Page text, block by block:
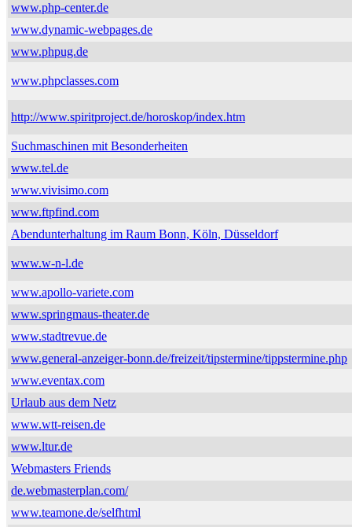
www.php-center.de
www.dynamic-webpages.de
www.phpug.de
www.phpclasses.com
http://www.spiritproject.de/horoskop/index.htm
Suchmaschinen mit Besonderheiten
www.tel.de
www.vivisimo.com
www.ftpfind.com
Abendunterhaltung im Raum Bonn, Köln, Düsseldorf
www.w-n-l.de
www.apollo-variete.com
www.springmaus-theater.de
www.stadtrevue.de
www.general-anzeiger-bonn.de/freizeit/tipstermine/tippstermine.php
www.eventax.com
Urlaub aus dem Netz
www.wtt-reisen.de
www.ltur.de
Webmasters Friends
de.webmasterplan.com/
www.teamone.de/selfhtml